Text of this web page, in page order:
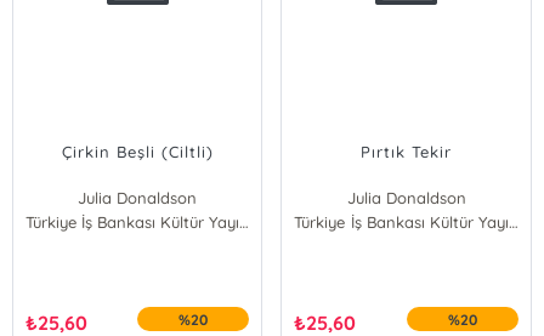
Çirkin Beşli (Ciltli)
Julia Donaldson
Türkiye İş Bankası Kültür Yayınları
₺25,60 %20
Pırtık Tekir
Julia Donaldson
Türkiye İş Bankası Kültür Yayınları
₺25,60 %20